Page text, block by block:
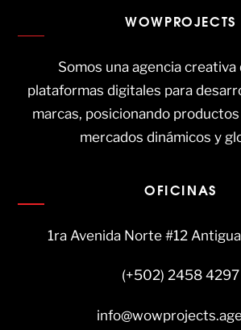
WOWPROJECTS
Somos una agencia creativa
plataformas digitales para
marcas, posicionando
mercados dinámicos y
OFICINAS
1ra Avenida Norte #12
(+502) 2458 4297